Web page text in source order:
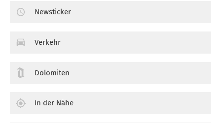
Newsticker
Verkehr
Dolomiten
In der Nähe